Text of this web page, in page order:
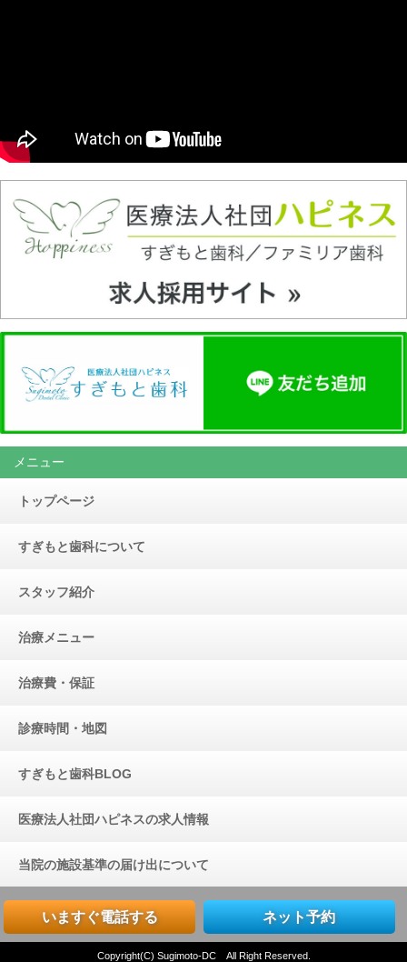
メニュー
トップページ
すぎもと歯科について
スタッフ紹介
治療メニュー
治療費・保証
診療時間・地図
すぎもと歯科BLOG
医療法人社団ハピネスの求人情報
当院の施設基準の届け出について
いますぐ電話する ネット予約
Copyright(C) Sugimoto-DC All Right Reserved.